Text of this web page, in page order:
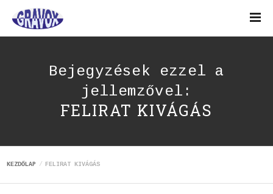
Bejegyzések ezzel a
jellemzővel:
FELIRAT KIVÁGÁS
KEZDŐLAP FELIRAT KIVÁGÁS